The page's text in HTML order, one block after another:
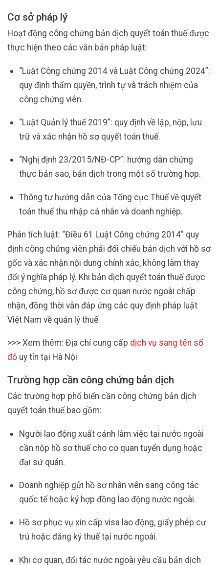
Cơ sở pháp lý
Hoạt động công chứng bản dịch quyết toán thuế được
thực hiện theo các văn bản pháp luật:
“Luật Công chứng 2014 và Luật Công chứng 2024”:
quy định thẩm quyền, trình tự và trách nhiệm của
công chứng viên.
“Luật Quản lý thuế 2019”: quy định về lập, nộp, lưu
trữ và xác nhận hồ sơ quyết toán thuế.
“Nghị định 23/2015/NĐ-CP”: hướng dẫn chứng
thực bản sao, bản dịch trong một số trường hợp.
Thông tư hướng dẫn của Tổng cục Thuế về quyết
toán thuế thu nhập cá nhân và doanh nghiệp.
Phân tích luật: “Điều 61 Luật Công chứng 2014” quy
định công chứng viên phải đối chiếu bản dịch với hồ sơ
gốc và xác nhận nội dung chính xác, không làm thay
đổi ý nghĩa pháp lý. Khi bản dịch quyết toán thuế được
công chứng, hồ sơ được cơ quan nước ngoài chấp
nhận, đồng thời vẫn đáp ứng các quy định pháp luật
Việt Nam về quản lý thuế.
>>> Xem thêm: Địa chỉ cung cấp dịch vụ sang tên sổ
đỏ uy tín tại Hà Nội
Trường hợp cần công chứng bản dịch
Các trường hợp phổ biến cần công chứng bản dịch
quyết toán thuế bao gồm:
Người lao động xuất cảnh làm việc tại nước ngoài
cần nộp hồ sơ thuế cho cơ quan tuyển dụng hoặc
đại sứ quán.
Doanh nghiệp gửi hồ sơ nhân viên sang công tác
quốc tế hoặc ký hợp đồng lao động nước ngoài.
Hồ sơ phục vụ xin cấp visa lao động, giấy phép cư
trú hoặc đăng ký thuế tại nước ngoài.
Khi cơ quan, đối tác nước ngoài yêu cầu bản dịch